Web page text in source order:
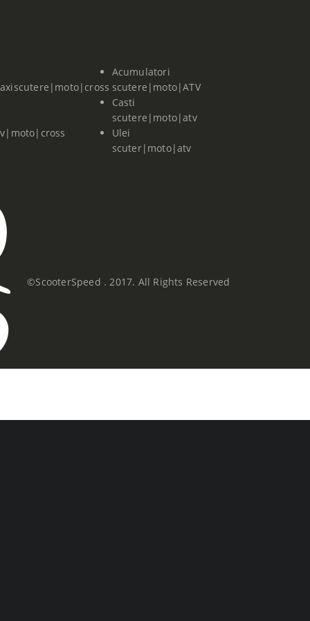
Acumulatori
scutere|moto|ATV
Casti
scutere|moto|atv
Ulei
scuter|moto|atv
©ScooterSpeed . 2017. All Rights Reserved